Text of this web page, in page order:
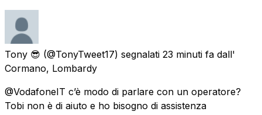
Tony 😎 (@TonyTweet17) segnalati 23 minuti fa dall'
Cormano, Lombardy
@VodafoneIT c’è modo di parlare con un operatore?
Tobi non è di aiuto e ho bisogno di assistenza